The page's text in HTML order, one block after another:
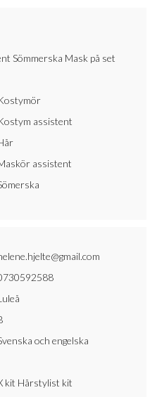
Sömmerska Mask på set
assistent
assistent
och engelska
kit Hårstylist kit